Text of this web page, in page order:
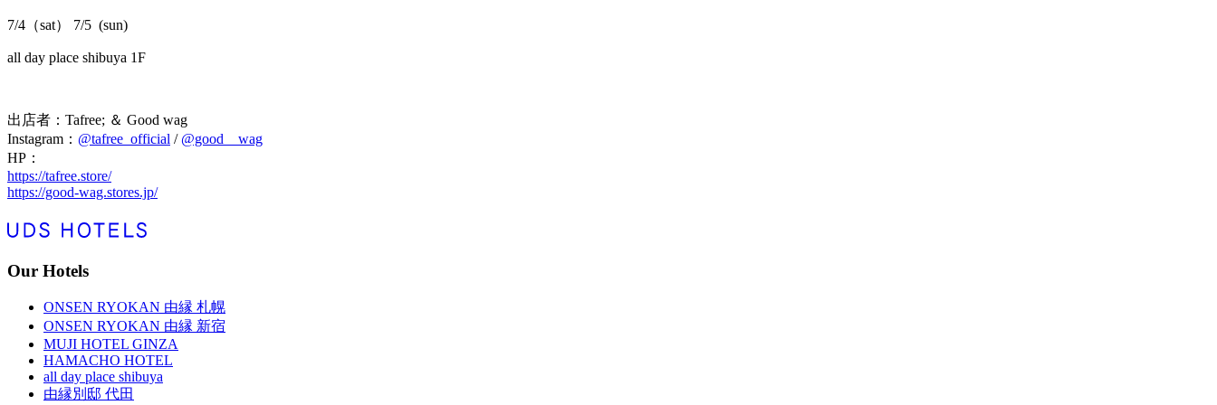
7/4（sat） 7/5 (sun)
all day place shibuya 1F
出店者：Tafree; ＆ Good wag
Instagram： @tafree_official / @good__wag
HP：
https://tafree.store/
https://good-wag.stores.jp/
Our Hotels
ONSEN RYOKAN 由縁 札幌
ONSEN RYOKAN 由縁 新宿
MUJI HOTEL GINZA
HAMACHO HOTEL
all day place shibuya
由縁別邸 代田